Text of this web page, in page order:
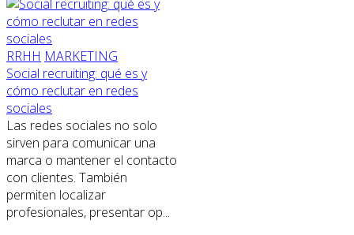
RRHH MARKETING
Social recruiting: qué es y
cómo reclutar en redes
sociales
Las redes sociales no solo
sirven para comunicar una
marca o mantener el contacto
con clientes. También
permiten localizar
profesionales, presentar op...